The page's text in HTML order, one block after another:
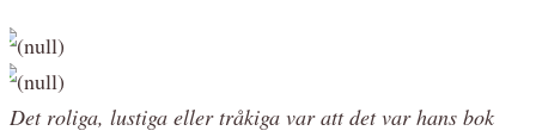
Det roliga, lustiga eller tråkiga var att det var hans bok